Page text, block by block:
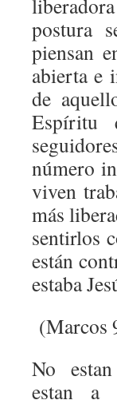
postura
piensan
abierta e
de
Espíritu
número
viven
más
sentirlos
están
estaba
(Marcos
No
estan